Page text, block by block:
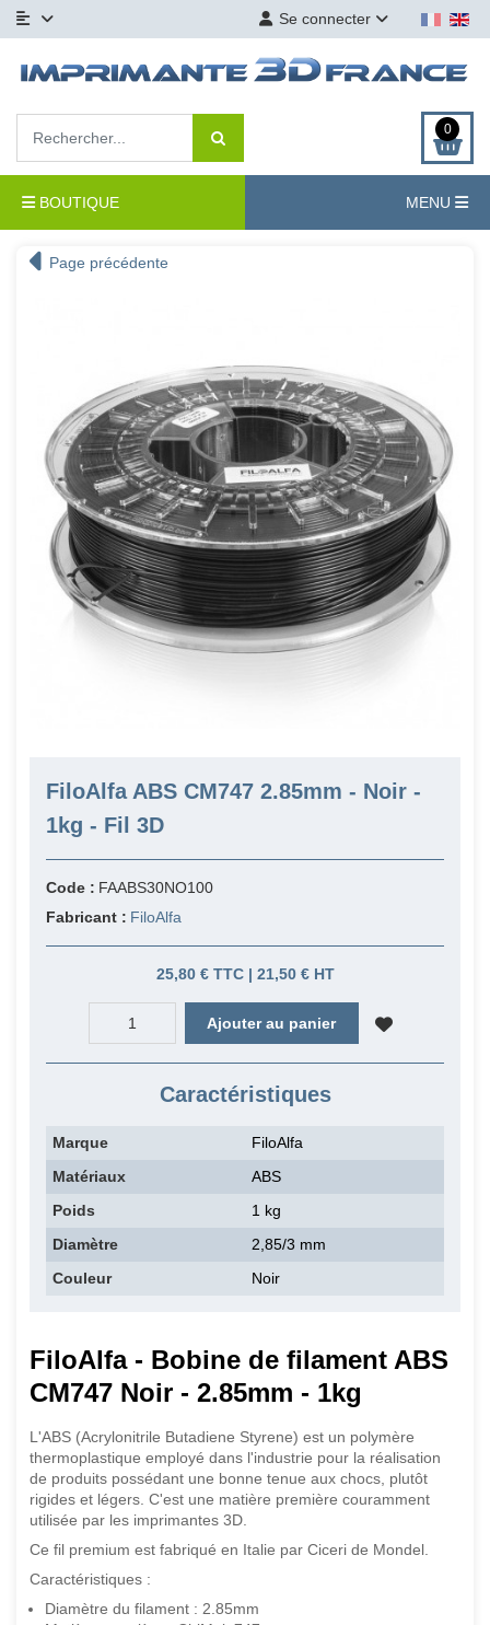
Se connecter
0
BOUTIQUE MENU
Page précédente
FiloAlfa ABS CM747 2.85mm - Noir -
1kg - Fil 3D
Code : FAABS30NO100
Fabricant : FiloAlfa
25,80 € TTC | 21,50 € HT
Ajouter au panier
Caractéristiques
Marque
FiloAlfa
Matériaux
ABS
Poids
1 kg
Diamètre
2,85/3 mm
Couleur
Noir
FiloAlfa - Bobine de filament ABS
CM747 Noir - 2.85mm - 1kg
L'ABS (Acrylonitrile Butadiene Styrene) est un polymère
thermoplastique employé dans l'industrie pour la réalisation
de produits possédant une bonne tenue aux chocs, plutôt
rigides et légers. C'est une matière première couramment
utilisée par les imprimantes 3D.
Ce fil premium est fabriqué en Italie par Ciceri de Mondel.
Caractéristiques :
Diamètre du filament : 2.85mm